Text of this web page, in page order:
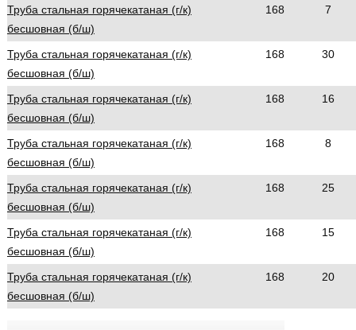
Труба стальная горячекатаная (г/к)
бесшовная (б/ш)
168 7
Труба стальная горячекатаная (г/к)
бесшовная (б/ш)
168 30
Труба стальная горячекатаная (г/к)
бесшовная (б/ш)
168 16
Труба стальная горячекатаная (г/к)
бесшовная (б/ш)
168 8
Труба стальная горячекатаная (г/к)
бесшовная (б/ш)
168 25
Труба стальная горячекатаная (г/к)
бесшовная (б/ш)
168 15
Труба стальная горячекатаная (г/к)
бесшовная (б/ш)
168 20